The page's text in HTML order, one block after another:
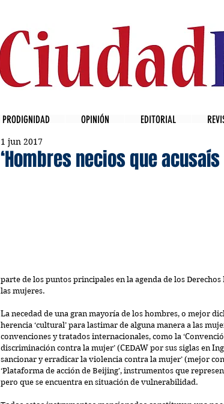
PRODIGNIDAD OPINIÓN EDITORIAL
‘Hombres necios que
1 jun 2017
parte de los puntos principales en la agenda de los
las mujeres.
La necedad de una gran mayoría de los hombres, o mejor
herencia ‘cultural’ para lastimar de alguna manera a las
convenciones y tratados internacionales, como la
discriminación contra la mujer’ (CEDAW por sus siglas en
sancionar y erradicar la violencia contra la mujer’ (mejor
‘Plataforma de acción de Beijing’, instrumentos que
pero que se encuentra en situación de vulnerabilidad.